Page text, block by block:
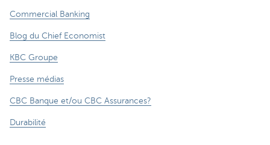
Commercial Banking
Blog du Chief Economist
KBC Groupe
Presse médias
CBC Banque et/ou CBC Assurances?
Durabilité